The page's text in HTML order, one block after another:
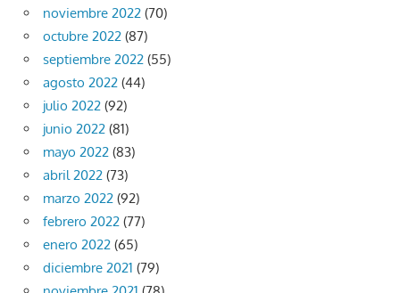
noviembre 2022 (70)
octubre 2022 (87)
septiembre 2022 (55)
agosto 2022 (44)
julio 2022 (92)
junio 2022 (81)
mayo 2022 (83)
abril 2022 (73)
marzo 2022 (92)
febrero 2022 (77)
enero 2022 (65)
diciembre 2021 (79)